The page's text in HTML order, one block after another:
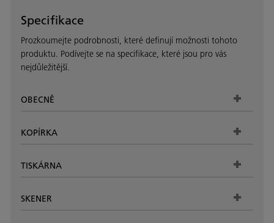
Specifikace
Prozkoumejte podrobnosti, které definují možnosti tohoto
produktu. Podívejte se na specifikace, které jsou pro vás
nejdůležitější.
OBECNĚ
KOPÍRKA
TISKÁRNA
SKENER